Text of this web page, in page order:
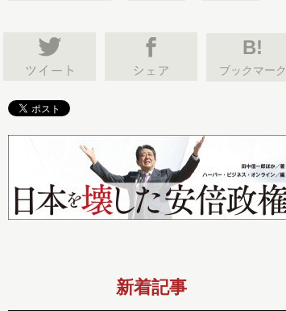
B!
ブックマーク
新着記事